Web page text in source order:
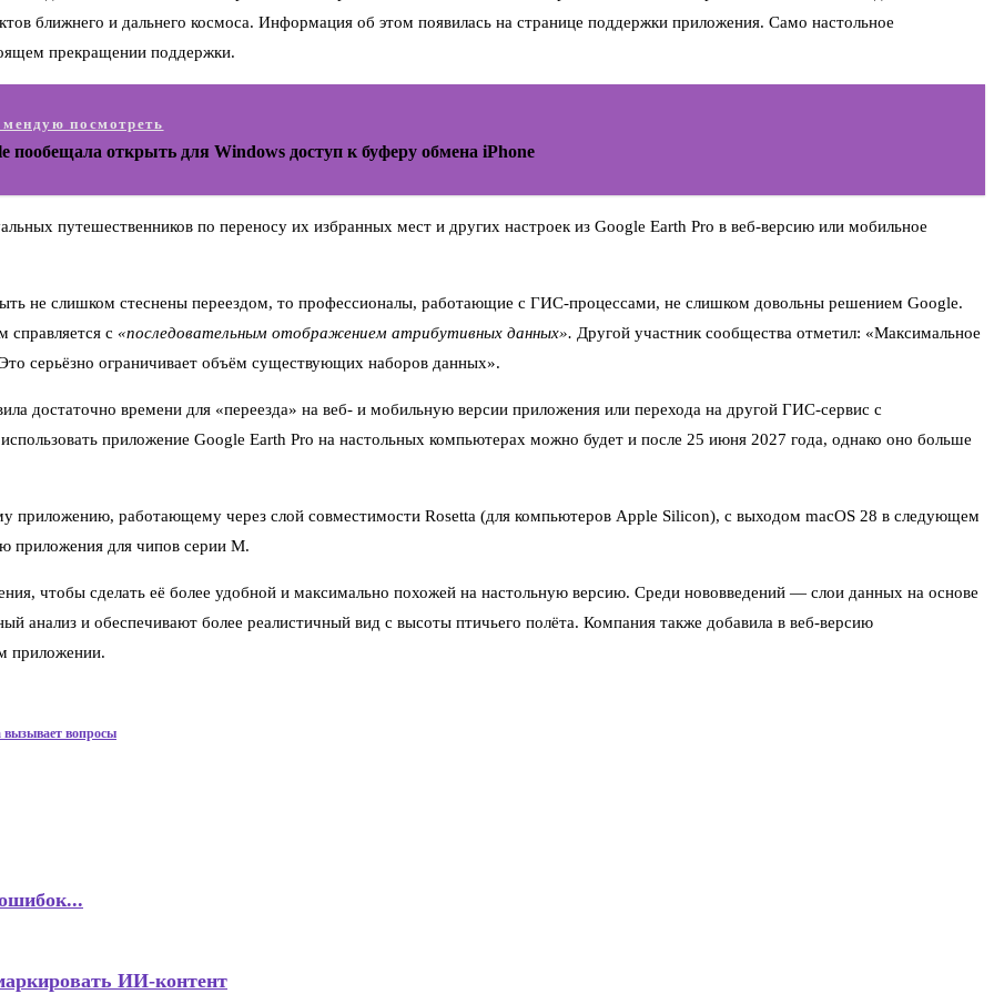
ближнего и дальнего космоса. Информация об этом появилась на странице поддержки приложения. Само настольное
прекращении поддержки.
посмотреть
пообещала открыть для Windows доступ к буферу обмена iPhone
путешественников по переносу их избранных мест и других настроек из Google Earth Pro в веб-версию или мобильное
не слишком стеснены переездом, то профессионалы, работающие с ГИС-процессами, не слишком довольны решением Google.
справляется с «последовательным отображением атрибутивных данных». Другой участник сообщества отметил: «Максимальное
серьёзно ограничивает объём существующих наборов данных».
достаточно времени для «переезда» на веб- и мобильную версии приложения или перехода на другой ГИС-сервис с
приложение Google Earth Pro на настольных компьютерах можно будет и после 25 июня 2027 года, однако оно больше
приложению, работающему через слой совместимости Rosetta (для компьютеров Apple Silicon), с выходом macOS 28 в следующем
приложения для чипов серии M.
чтобы сделать её более удобной и максимально похожей на настольную версию. Среди нововведений — слои данных на основе
анализ и обеспечивают более реалистичный вид с высоты птичьего полёта. Компания также добавила в веб-версию
приложении.
вопросы
ИИ-контент